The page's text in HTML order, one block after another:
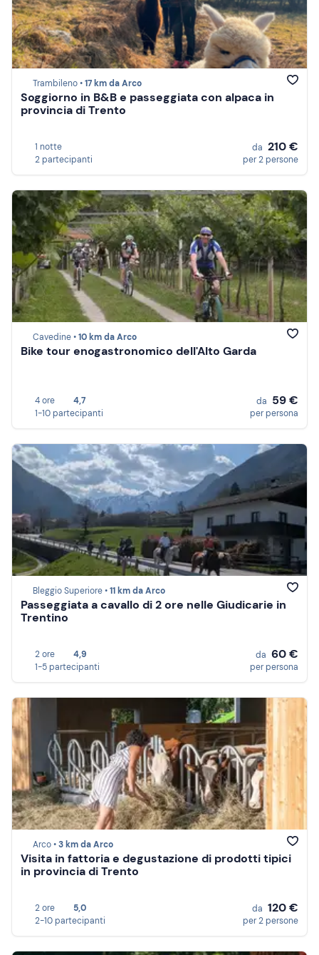
Trambileno •17 km da Arco
Soggiorno in B&B e passeggiata con alpaca in
provincia di Trento
1 notte
2 partecipanti
da 210 €
per 2 persone
Cavedine •10 km da Arco
Bike tour enogastronomico dell'Alto Garda
4 ore
4,7
1-10 partecipanti
da 59 €
per persona
Bleggio Superiore •11 km da Arco
Passeggiata a cavallo di 2 ore nelle Giudicarie in
Trentino
2 ore
4,9
1-5 partecipanti
da 60 €
per persona
Arco •3 km da Arco
Visita in fattoria e degustazione di prodotti tipici
in provincia di Trento
2 ore
5,0
2-10 partecipanti
da 120 €
per 2 persone